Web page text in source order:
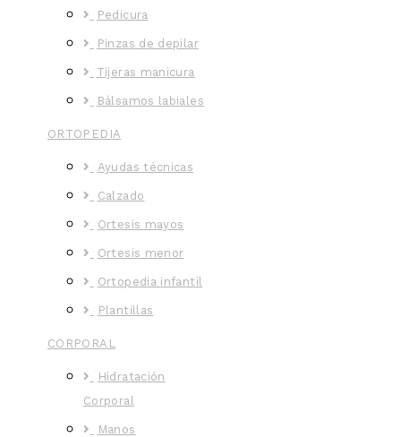
Pedicura
Pinzas de depilar
Tijeras manicura
Bálsamos labiales
ORTOPEDIA
Ayudas técnicas
Calzado
Ortesis mayos
Ortesis menor
Ortopedia infantil
Plantillas
CORPORAL
Hidratación
Corporal
Manos